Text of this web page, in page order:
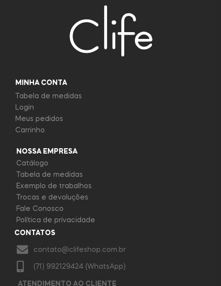
MINHA CONTA
Tabela de medidas
Login
Meus pedidos
Carrinho
NOSSA EMPRESA
Catálogo
Tabela de medidas
Exemplo de trabalhos
Trocas e devoluções
Fale Conosco
Política de privacidade
CONTATOS
contato@clifeshop.com.br
(71) 992129424 (WhatsApp)
ATENDIMENTO AO CLIENTE